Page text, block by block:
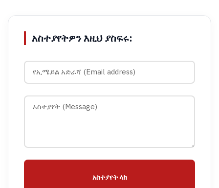
አስተያየትዎን እዚህ ያስፍሩ:
አስተያየት ላክ